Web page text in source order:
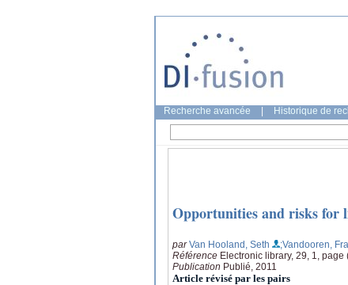
Recherche avancée Historique de
Opportunities and risks for
parVan Hooland, Seth ;Vandooren,
Référence Electronic library, 29, 1, page
Publication Publié, 2011
Article révisé par les pairs